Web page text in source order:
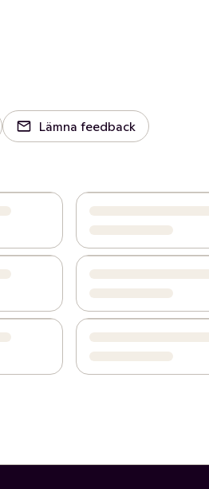
Lämna feedback